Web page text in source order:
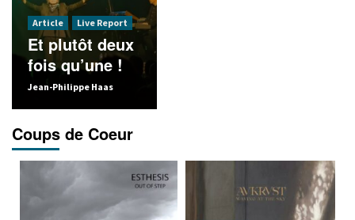
Article Live Report
Et plutôt deux
fois qu’une !
Jean-Philippe Haas
Coups de Coeur